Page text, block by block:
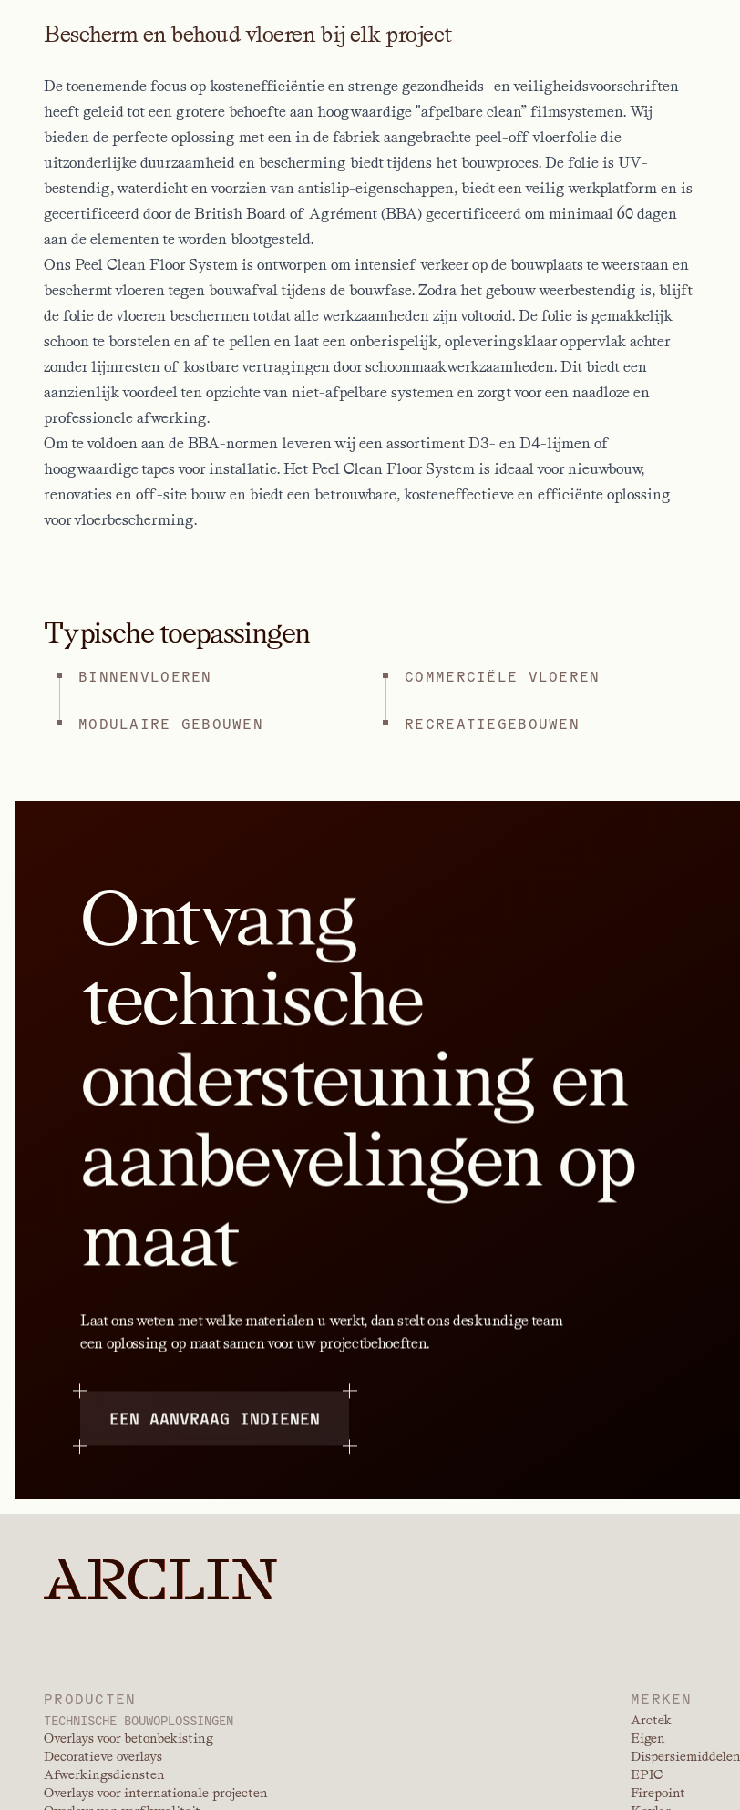
Bescherm en behoud vloeren bij elk project
De toenemende focus op kostenefficiëntie en strenge gezondheids- en veiligheidsvoorschriften
heeft geleid tot een grotere behoefte aan hoogwaardige "afpelbare clean” filmsystemen. Wij
bieden de perfecte oplossing met een in de fabriek aangebrachte peel-off vloerfolie die
uitzonderlijke duurzaamheid en bescherming biedt tijdens het bouwproces. De folie is UV-
bestendig, waterdicht en voorzien van antislip-eigenschappen, biedt een veilig werkplatform en is
gecertificeerd door de British Board of Agrément (BBA) gecertificeerd om minimaal 60 dagen
aan de elementen te worden blootgesteld.
Ons Peel Clean Floor System is ontworpen om intensief verkeer op de bouwplaats te weerstaan en
beschermt vloeren tegen bouwafval tijdens de bouwfase. Zodra het gebouw weerbestendig is, blijft
de folie de vloeren beschermen totdat alle werkzaamheden zijn voltooid. De folie is gemakkelijk
schoon te borstelen en af te pellen en laat een onberispelijk, opleveringsklaar oppervlak achter
zonder lijmresten of kostbare vertragingen door schoonmaakwerkzaamheden. Dit biedt een
aanzienlijk voordeel ten opzichte van niet-afpelbare systemen en zorgt voor een naadloze en
professionele afwerking.
Om te voldoen aan de BBA-normen leveren wij een assortiment D3- en D4-lijmen of
hoogwaardige tapes voor installatie. Het Peel Clean Floor System is ideaal voor nieuwbouw,
renovaties en off-site bouw en biedt een betrouwbare, kosteneffectieve en efficiënte oplossing
voor vloerbescherming.
Typische toepassingen
BINNENVLOEREN COMMERCIËLE VLOEREN
MODULAIRE GEBOUWEN RECREATIEGEBOUWEN
Ontvang
technische
ondersteuning en
aanbevelingen op
maat
Laat ons weten met welke materialen u werkt, dan stelt ons deskundige team
een oplossing op maat samen voor uw projectbehoeften.
EEN AANVRAAG INDIENEN
PRODUCTEN
TECHNISCHE BOUWOPLOSSINGEN
Overlays voor betonbekisting
Decoratieve overlays
Afwerkingsdiensten
Overlays voor internationale projecten
MERKEN
Arctek
Eigen
Dispersiemiddelen
EPIC
Firepoint